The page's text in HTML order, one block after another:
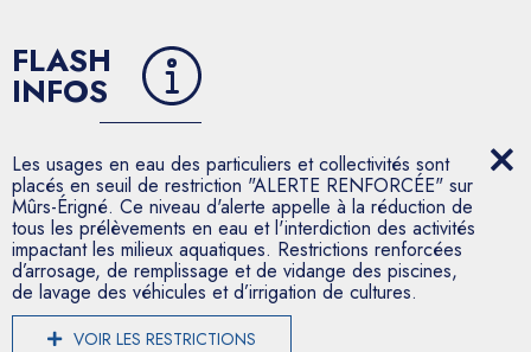
FLASH
INFOS
Les usages en eau des particuliers et collectivités sont
placés en seuil de restriction "ALERTE RENFORCÉE" sur
Mûrs-Érigné. Ce niveau d'alerte appelle à la réduction de
tous les prélèvements en eau et l'interdiction des activités
impactant les milieux aquatiques. Restrictions renforcées
d’arrosage, de remplissage et de vidange des piscines,
de lavage des véhicules et d’irrigation de cultures.
VOIR LES RESTRICTIONS